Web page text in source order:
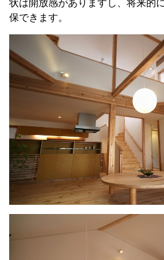
状は開放感がありますし、将来的
保できます。